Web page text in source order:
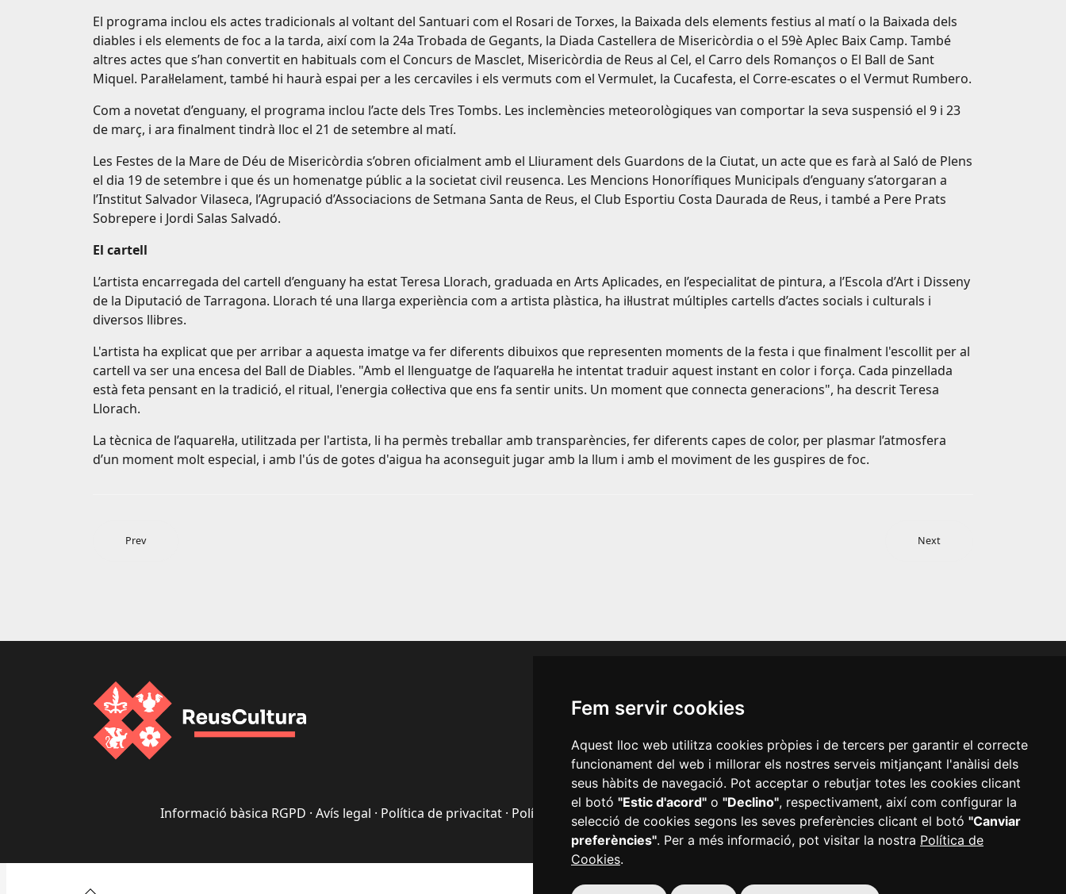
Fem servir cookies
Aquest lloc web utilitza cookies pròpies i de tercers per garantir el correcte
funcionament del web i millorar els nostres serveis mitjançant l'anàlisi dels
seus hàbits de navegació. Pot acceptar o rebutjar totes les cookies clicant
el botó "Estic d'acord" o "Declino", respectivament, així com configurar la
selecció de cookies segons les seves preferències clicant el botó "Canviar
preferències". Per a més informació, pot visitar la nostra Política de
Cookies.
El programa inclou els actes tradicionals al voltant del Santuari com el Rosari de Torxes, la Baixada dels elements festius al matí o la Baixada dels
diables i els elements de foc a la tarda, així com la 24a Trobada de Gegants, la Diada Castellera de Misericòrdia o el 59è Aplec Baix Camp. També
altres actes que s’han convertit en habituals com el Concurs de Masclet, Misericòrdia de Reus al Cel, el Carro dels Romanços o El Ball de Sant
Miquel. Paral·lelament, també hi haurà espai per a les cercaviles i els vermuts com el Vermulet, la Cucafesta, el Corre-escates o el Vermut Rumbero.
Com a novetat d’enguany, el programa inclou l’acte dels Tres Tombs. Les inclemències meteorològiques van comportar la seva suspensió el 9 i 23
de març, i ara finalment tindrà lloc el 21 de setembre al matí.
Les Festes de la Mare de Déu de Misericòrdia s’obren oficialment amb el Lliurament dels Guardons de la Ciutat, un acte que es farà al Saló de Plens
el dia 19 de setembre i que és un homenatge públic a la societat civil reusenca. Les Mencions Honorífiques Municipals d’enguany s’atorgaran a
l’Institut Salvador Vilaseca, l’Agrupació d’Associacions de Setmana Santa de Reus, el Club Esportiu Costa Daurada de Reus, i també a Pere Prats
Sobrepere i Jordi Salas Salvadó.
El cartell
L’artista encarregada del cartell d’enguany ha estat Teresa Llorach, graduada en Arts Aplicades, en l’especialitat de pintura, a l’Escola d’Art i Disseny
de la Diputació de Tarragona. Llorach té una llarga experiència com a artista plàstica, ha il·lustrat múltiples cartells d’actes socials i culturals i
diversos llibres.
L'artista ha explicat que per arribar a aquesta imatge va fer diferents dibuixos que representen moments de la festa i que finalment l'escollit per al
cartell va ser una encesa del Ball de Diables. "Amb el llenguatge de l’aquarel·la he intentat traduir aquest instant en color i força. Cada pinzellada
està feta pensant en la tradició, el ritual, l'energia col·lectiva que ens fa sentir units. Un moment que connecta generacions", ha descrit Teresa
Llorach.
La tècnica de l’aquarel·la, utilitzada per l'artista, li ha permès treballar amb transparències, fer diferents capes de color, per plasmar l’atmosfera
d’un moment molt especial, i amb l'ús de gotes d'aigua ha aconseguit jugar amb la llum i amb el moviment de les guspires de foc.
Prev Next
Informació bàsica RGPD · Avís legal · Política de privacitat· Política de cookies ·Accessibilitat · Mapa web Configurar cookies